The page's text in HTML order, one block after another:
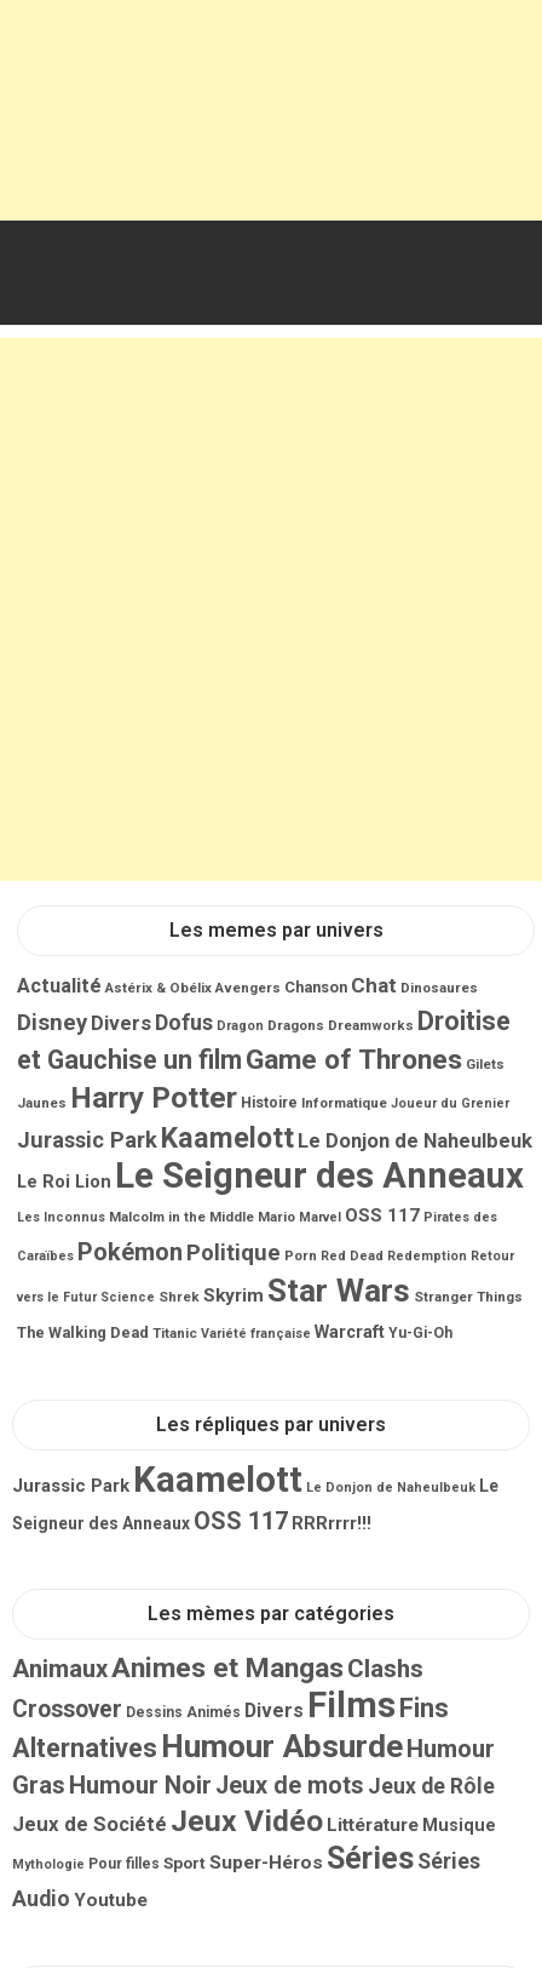
Les memes par univers
Actualité Astérix & Obélix Avengers Chanson Chat Dinosaures
Disney Divers Dofus Dragon Dragons Dreamworks Droitise
et Gauchise un film Game of Thrones Gilets
Jaunes Harry Potter Histoire Informatique Joueur du Grenier
Jurassic ParkKaamelott Le Donjon de Naheulbeuk
Le Roi Lion Le Seigneur des Anneaux
Les Inconnus Malcolm in the Middle Mario Marvel OSS 117 Pirates des
Caraïbes Pokémon Politique Porn Red Dead Redemption Retour
vers le Futur Science Shrek Skyrim Star Wars Stranger Things
The Walking Dead Titanic Variété française Warcraft Yu-Gi-Oh
Les répliques par univers
Jurassic Park Kaamelott Le Donjon de Naheulbeuk Le
Seigneur des Anneaux OSS 117 RRRrrrr!!!
Les mèmes par catégories
AnimauxAnimes et MangasClashs
Crossover Dessins Animés Divers Films Fins
Alternatives Humour AbsurdeHumour
Gras Humour Noir Jeux de mots Jeux de Rôle
Jeux de Société Jeux Vidéo Littérature Musique
Mythologie Pour filles SportSuper-Héros Séries Séries
Audio Youtube